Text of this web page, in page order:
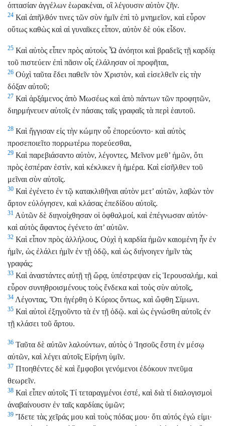
ὀπτασίαν ἀγγέλων ἑωρακέναι, οἳ λέγουσιν αὐτὸν ζῆν.
24 Καὶ ἀπῆλθόν τινες τῶν σὺν ἡμῖν ἐπὶ τὸ μνημεῖον, καὶ εὗρον
οὕτως καθὼς καὶ αἱ γυναῖκες εἶπον, αὐτὸν δὲ οὐκ εἶδον.
25 Καὶ αὐτὸς εἶπεν πρὸς αὐτοὺς Ὦ ἀνόητοι καὶ βραδεῖς τῇ καρδίᾳ
τοῦ πιστεύειν ἐπὶ πᾶσιν οἷς ἐλάλησαν οἱ προφῆται,
26 Οὐχὶ ταῦτα ἔδει παθεῖν τὸν Χριστὸν, καὶ εἰσελθεῖν εἰς τὴν
δόξαν αὐτοῦ;
27 Καὶ ἀρξάμενος ἀπὸ Μωσέως καὶ ἀπὸ πάντων τῶν προφητῶν,
διηρμήνευεν αὐτοῖς ἐν πάσαις ταῖς γραφαῖς τὰ περὶ ἑαυτοῦ.
28 Καὶ ἤγγισαν εἰς τὴν κώμην οὗ ἐπορεύοντο· καὶ αὐτὸς
προσεποιεῖτο πορρωτέρω πορεύεσθαι,
29 Καὶ παρεβιάσαντο αὐτὸν, λέγοντες, Μεῖνον μεθ’ ἡμῶν, ὅτι
πρὸς ἑσπέραν ἐστὶν, καὶ κέκλικεν ἡ ἡμέρα. Καὶ εἰσῆλθεν τοῦ
μεῖναι σὺν αὐτοῖς.
30 Καὶ ἐγένετο ἐν τῷ κατακλιθῆναι αὐτὸν μετ’ αὐτῶν, λαβὼν τὸν
ἄρτον εὐλόγησεν, καὶ κλάσας ἐπεδίδου αὐτοῖς.
31 Αὐτῶν δὲ διηνοίχθησαν οἱ ὀφθαλμοί, καὶ ἐπέγνωσαν αὐτόν·
καὶ αὐτὸς ἄφαντος ἐγένετο ἀπ’ αὐτῶν.
32 Καὶ εἶπον πρὸς ἀλλήλους, Οὐχὶ ἡ καρδία ἡμῶν καιομένη ἦν ἐν
ἡμῖν, ὡς ἐλάλει ἡμῖν ἐν τῇ ὁδῷ, καὶ ὡς διήνοιγεν ἡμῖν τὰς
γραφάς;
33 Καὶ ἀναστάντες αὐτῇ τῇ ὥρᾳ, ὑπέστρεψαν εἰς Ἱερουσαλήμ, καὶ
εὗρον συνηθροισμένους τοὺς ἕνδεκα καὶ τοὺς σὺν αὐτοῖς,
34 Λέγοντας, Ὅτι ἠγέρθη ὁ Κύριος ὄντως, καὶ ὤφθη Σίμωνι.
35 Καὶ αὐτοὶ ἐξηγοῦντο τὰ ἐν τῇ ὁδῷ. καὶ ὡς ἐγνώσθη αὐτοῖς ἐν
τῇ κλάσει τοῦ ἄρτου.
36 Ταῦτα δὲ αὐτῶν λαλούντων, αὐτὸς ὁ Ἰησοῦς ἔστη ἐν μέσῳ
αὐτῶν, καὶ λέγει αὐτοῖς Εἰρήνη ὑμῖν.
37 Πτοηθέντες δὲ καὶ ἔμφοβοι γενόμενοι ἐδόκουν πνεῦμα
θεωρεῖν.
38 Καὶ εἶπεν αὐτοῖς Τί τεταραγμένοι ἐστέ, καὶ διὰ τί διαλογισμοὶ
ἀναβαίνουσιν ἐν ταῖς καρδίαις ὑμῶν;
39 Ἴδετε τὰς χεῖράς μου καὶ τοὺς πόδας μου· ὅτι αὐτός ἐγώ εἰμι·